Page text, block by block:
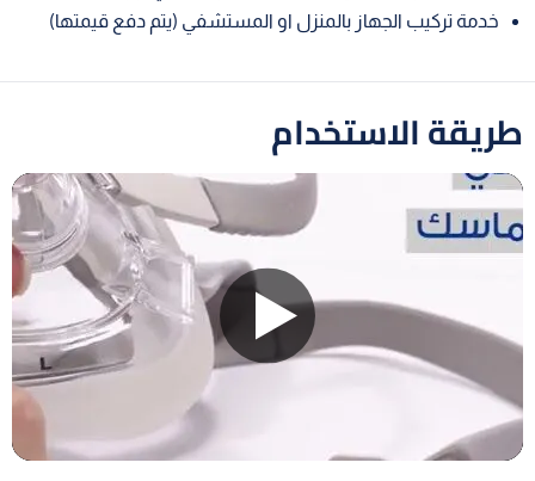
خدمة تركيب الجهاز بالمنزل او المستشفي (يتم دفع قيمتها)
طريقة الاستخدام